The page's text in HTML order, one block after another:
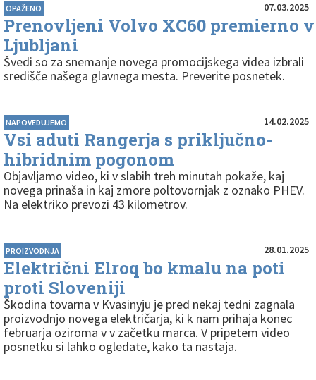
OPAŽENO 07.03.2025
Prenovljeni Volvo XC60 premierno v
Ljubljani
Švedi so za snemanje novega promocijskega videa izbrali
središče našega glavnega mesta. Preverite posnetek.
NAPOVEDUJEMO 14.02.2025
Vsi aduti Rangerja s priključno-
hibridnim pogonom
Objavljamo video, ki v slabih treh minutah pokaže, kaj
novega prinaša in kaj zmore poltovornjak z oznako PHEV.
Na elektriko prevozi 43 kilometrov.
PROIZVODNJA 28.01.2025
Električni Elroq bo kmalu na poti
proti Sloveniji
Škodina tovarna v Kvasinyju je pred nekaj tedni zagnala
proizvodnjo novega električarja, ki k nam prihaja konec
februarja oziroma v v začetku marca. V pripetem video
posnetku si lahko ogledate, kako ta nastaja.